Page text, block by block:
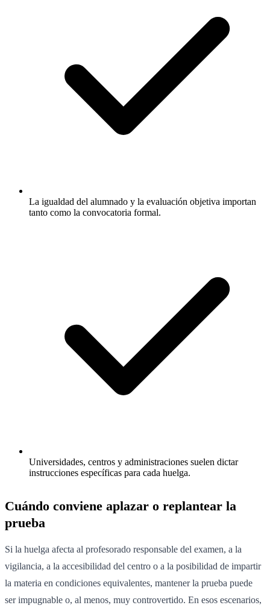
La igualdad del alumnado y la evaluación objetiva importan
tanto como la convocatoria formal.
Universidades, centros y administraciones suelen dictar
instrucciones específicas para cada huelga.
Cuándo conviene aplazar o replantear la
prueba
Si la huelga afecta al profesorado responsable del examen, a la
vigilancia, a la accesibilidad del centro o a la posibilidad de impartir
la materia en condiciones equivalentes, mantener la prueba puede
ser impugnable o, al menos, muy controvertido. En esos escenarios,